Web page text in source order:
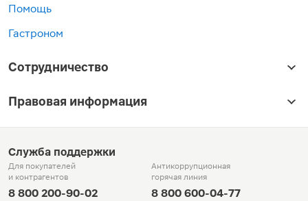
Помощь
Гастроном
Сотрудничество
Правовая информация
Служба поддержки
Для покупателей
и контрагентов
8 800 200-90-02
Антикоррупционная
горячая линия
8 800 600-04-77